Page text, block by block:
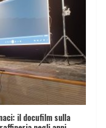
il docufilm sulla